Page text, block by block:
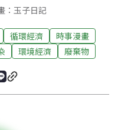
：玉子日記
循環經濟
時事漫畫
環境經濟 廢棄物